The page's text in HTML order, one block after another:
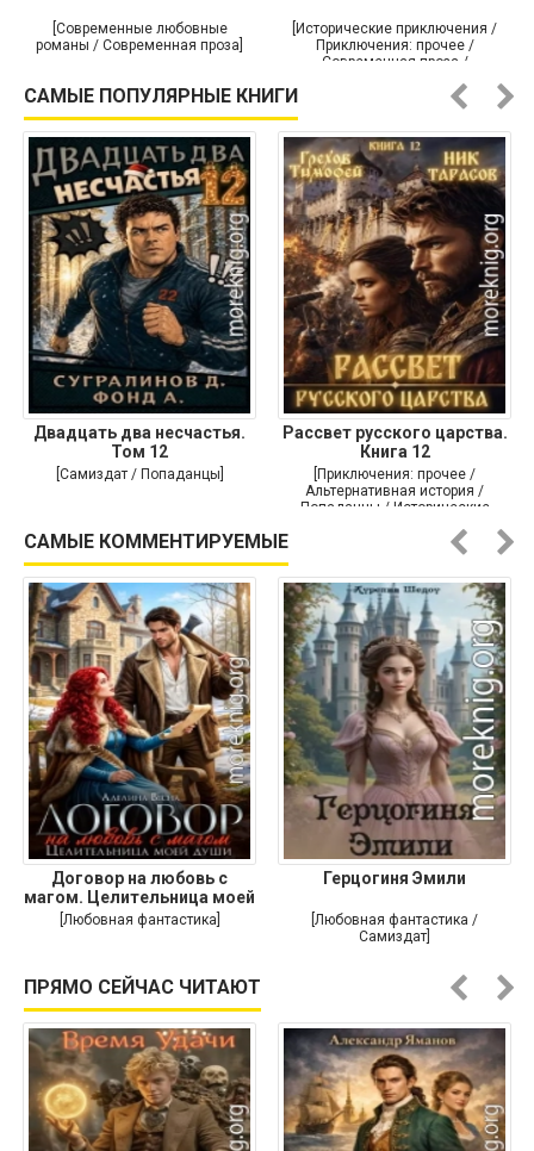
[Современные любовные
романы / Современная проза]
[Исторические приключения /
Приключения: прочее /
Современная проза /
САМЫЕ ПОПУЛЯРНЫЕ КНИГИ
Двадцать два несчастья.
Том 12
[Самиздат / Попаданцы]
Рассвет русского царства.
Книга 12
[Приключения: прочее /
Альтернативная история /
Попаданцы / Исторические
САМЫЕ КОММЕНТИРУЕМЫЕ
Договор на любовь с
магом. Целительница моей
души
[Любовная фантастика]
Герцогиня Эмили
[Любовная фантастика /
Самиздат]
ПРЯМО СЕЙЧАС ЧИТАЮТ